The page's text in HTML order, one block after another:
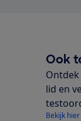
Ook
lid en
Bekijk